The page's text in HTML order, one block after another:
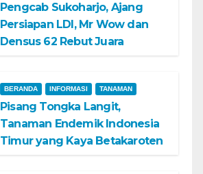
Pengcab Sukoharjo, Ajang
Persiapan LDI, Mr Wow dan
Densus 62 Rebut Juara
BERANDA INFORMASI TANAMAN
Pisang Tongka Langit,
Tanaman Endemik Indonesia
Timur yang Kaya Betakaroten